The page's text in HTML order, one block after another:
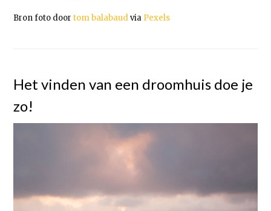
Bron foto doortom balabaudvia Pexels
Het vinden van een droomhuis doe je
zo!